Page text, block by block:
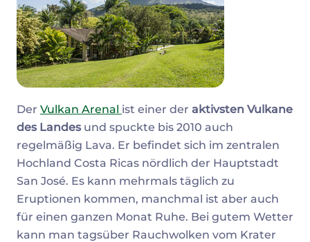
Der Vulkan Arenal ist einer der aktivsten Vulkane
des Landesund spuckte bis 2010 auch
regelmäßig Lava. Er befindet sich im zentralen
Hochland Costa Ricas nördlich der Hauptstadt
San José. Es kann mehrmals täglich zu
Eruptionen kommen, manchmal ist aber auch
für einen ganzen Monat Ruhe. Bei gutem Wetter
kann man tagsüber Rauchwolken vom Krater